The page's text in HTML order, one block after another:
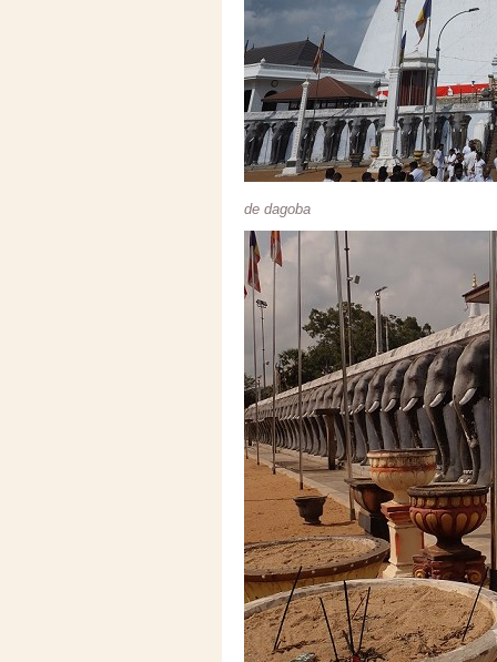
de dagoba